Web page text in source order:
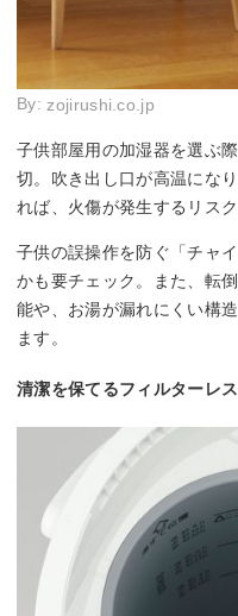
By: zojirushi.co.jp
子供部屋用の加湿器を選ぶ
切。吹き出し口が高温にな
れば、火傷が発生するリス
子供の誤操作を防ぐ「チャ
かも要チェック。また、転
能や、お湯が漏れにくい構
ます。
清潔を保てるフィルターレ